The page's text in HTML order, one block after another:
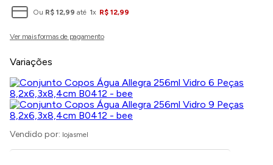
Ou R$ 12,99 até 1x R$ 12,99
Variações
Vendido por: lojasmel